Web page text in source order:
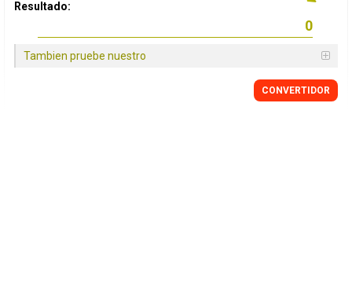
Resultado:
Tambien pruebe nuestro
CONVERTIDOR